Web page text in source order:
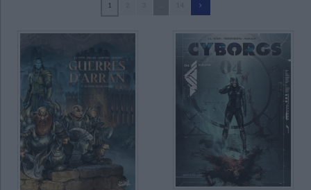
Critique et histoire littéraire
Littérature ancienne et médiévale
Littérature de voyage Audio - Livres lus
Littérature en version originale Humour
Ecologie - Environnement Religions - Spiritualités
Histoire de France Biographies historiques
Histoire - Généralités Histoire des pays
Histoire ancienne Géographie
Culture scientifique
Duarte, Kyko (43)
Nanjan, J. (39)
Digikore studios (34)
Jacquemoire, Elodie (33)
Peru, Olivier (33)
Lambert, Eric (27)
1